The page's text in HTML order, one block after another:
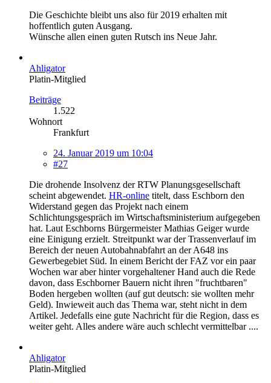
Die Geschichte bleibt uns also für 2019 erhalten mit
hoffentlich guten Ausgang.
Wünsche allen einen guten Rutsch ins Neue Jahr.
Ahligator
Platin-Mitglied
Beiträge
1.522
Wohnort
Frankfurt
24. Januar 2019 um 10:04
#27
Die drohende Insolvenz der RTW Planungsgesellschaft
scheint abgewendet. HR-online titelt, dass Eschborn den
Widerstand gegen das Projekt nach einem
Schlichtungsgespräch im Wirtschaftsministerium aufgegeben
hat. Laut Eschborns Bürgermeister Mathias Geiger wurde
eine Einigung erzielt. Streitpunkt war der Trassenverlauf im
Bereich der neuen Autobahnabfahrt an der A648 ins
Gewerbegebiet Süd. In einem Bericht der FAZ vor ein paar
Wochen war aber hinter vorgehaltener Hand auch die Rede
davon, dass Eschborner Bauern nicht ihren "fruchtbaren"
Boden hergeben wollten (auf gut deutsch: sie wollten mehr
Geld). Inwieweit auch das Thema war, steht nicht in dem
Artikel. Jedefalls eine gute Nachricht für die Region, dass es
weiter geht. Alles andere wäre auch schlecht vermittelbar ....
Ahligator
Platin-Mitglied